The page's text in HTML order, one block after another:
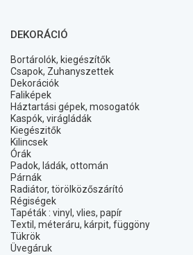
DEKORÁCIÓ
Bortárolók, kiegészítők
Csapok, Zuhanyszettek
Dekorációk
Faliképek
Háztartási gépek, mosogatók
Kaspók, virágládák
Kiegészitők
Kilincsek
Órák
Padok, ládák, ottomán
Párnák
Radiátor, törölközőszárító
Régiségek
Tapéták : vinyl, vlies, papír
Textil, méteráru, kárpit, függöny
Tükrök
Üvegáruk